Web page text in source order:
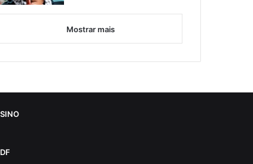
Mostrar mais